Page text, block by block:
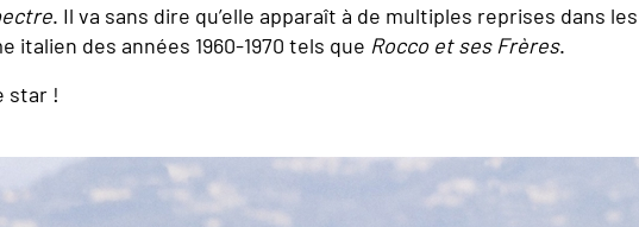
. Il va sans dire qu’elle apparaît à de multiples reprises dans les
italien des années 1960-1970 tels que Rocco et ses Frères.
star !